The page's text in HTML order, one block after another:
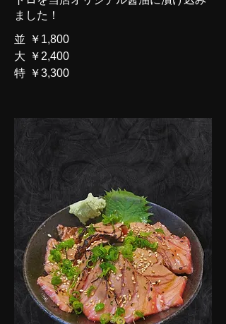
ました！
並
￥1,800
大
￥2,400
特 ￥3,300